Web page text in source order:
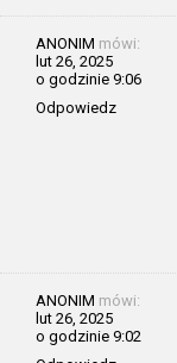
ANONIM mówi:
lut 26, 2025
o godzinie 9:06
Odpowiedz
ANONIM mówi:
lut 26, 2025
o godzinie 9:02